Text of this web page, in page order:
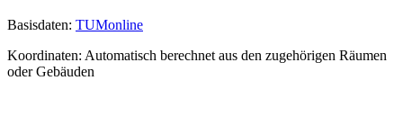
Basisdaten: TUMonline
Koordinaten: Automatisch berechnet aus den zugehörigen Räumen
oder Gebäuden